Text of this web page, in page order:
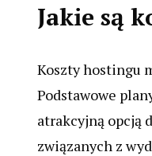
Jakie są
Koszty hostingu
Podstawowe
atrakcyjną opcją
związanych z